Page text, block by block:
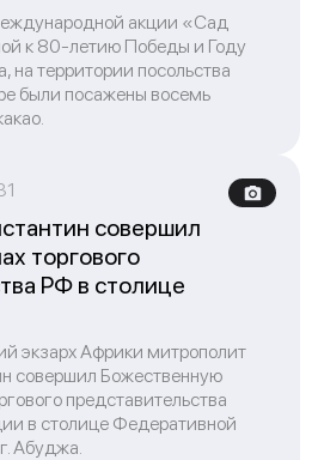
акции «Сад
к 80-летию Победы и Году
на территории посольства
были посажены восемь
совершил
торгового
РФ в столице
экзарх Африки митрополит
совершил Божественную
представительства
в столице Федеративной
Абуджа.